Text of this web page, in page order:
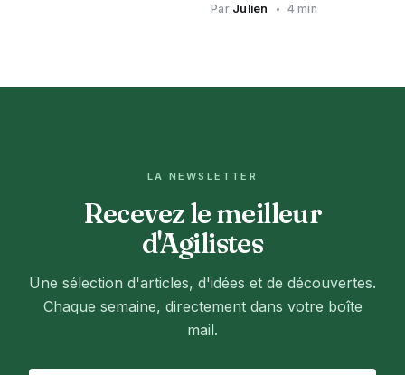
Par Julien 4 min
LA NEWSLETTER
Recevez le meilleur
d'Agilistes
Une sélection d'articles, d'idées et de découvertes.
Chaque semaine, directement dans votre boîte
mail.